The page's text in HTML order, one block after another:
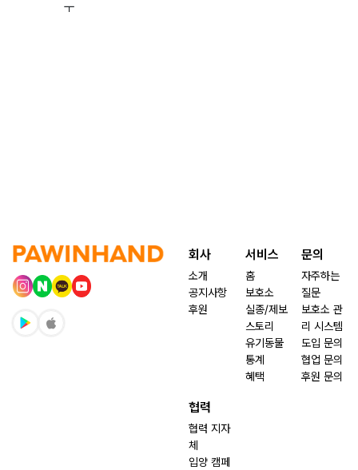
ㅜ
회사
소개
공지사항
후원
서비스
홈
보호소
실종/제보
스토리
유기동물
통계
혜택
문의
자주하는
질문
보호소 관
리 시스템
도입 문의
협업 문의
후원 문의
협력
협력 지자
체
입양 캠페